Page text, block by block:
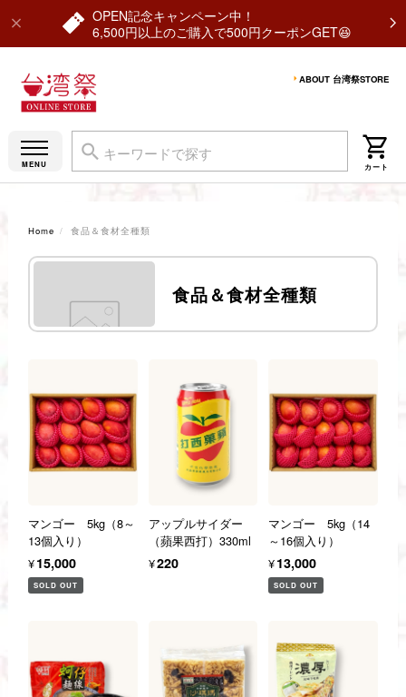
OPEN記念キャンペーン中！
6,500円以上のご購入で500円クーポンGET😆
ABOUT 台湾祭STORE
Home 食品＆食材全種類
食品＆食材全種類
マンゴー 5kg（8～
13個入り）
¥15,000
SOLD OUT
アップルサイダー
（蘋果西打）330ml
¥220
マンゴー 5kg（14
～16個入り）
¥13,000
SOLD OUT